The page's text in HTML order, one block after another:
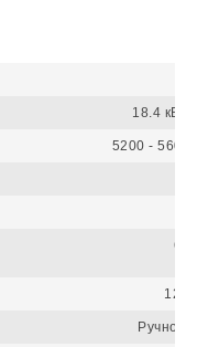
18.4 кВт
5200 - 5600
68
12V
Ручной